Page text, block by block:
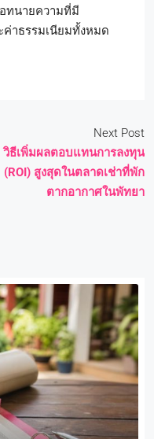
ทนายความที่มี
าธรรมเนียมทั้งหมด
Next Post
วิธีเพิ่มผลตอบแทนการลงทุน
(ROI) สูงสุดในตลาดเช่าที่พัก
ตากอากาศในพัทยา